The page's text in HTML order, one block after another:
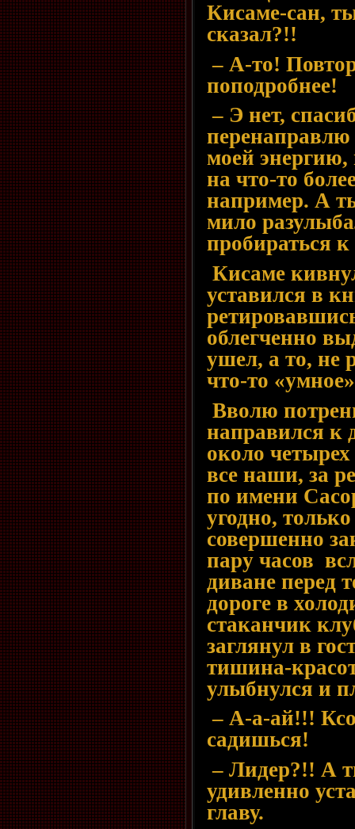
Кисаме-сан,
сказал?!!
– А-то!
поподробнее!
– Э нет,
перенаправлю
моей энергию,
на что-то
например. А
мило
пробираться
Кисаме
уставился в
облегченно
ушел, а то, не
что-то
Вволю
направился к
около
все наши, за
по имени
угодно,
совершенно
пару часов
диване перед
дороге в
стаканчик
заглянул в
тишина-
улыбнулся и
– А-а-ай!!!
садишься!
– Лидер?!! А
удивленно
главу.